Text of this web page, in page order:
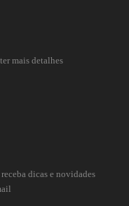
mais detalhes
dicas e novidades